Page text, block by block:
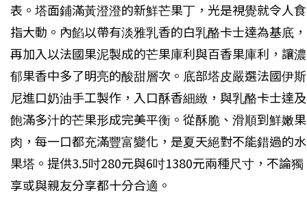
表。塔面鋪滿黃澄澄的新鮮芒果丁，光是視覺就令人食
指大動。內餡以帶有淡雅乳香的白乳酪卡士達為基底，
再加入以法國果泥製成的芒果庫利與百香果庫利，讓濃
郁果香中多了明亮的酸甜層次。底部塔皮嚴選法國伊斯
尼進口奶油手工製作，入口酥香細緻，與乳酪卡士達及
飽滿多汁的芒果形成完美平衡。從酥脆、滑順到鮮嫩果
肉，每一口都充滿豐富變化，是夏天絕對不能錯過的水
果塔。提供3.5吋280元與6吋1380元兩種尺寸，不論獨
享或與親友分享都十分合適。